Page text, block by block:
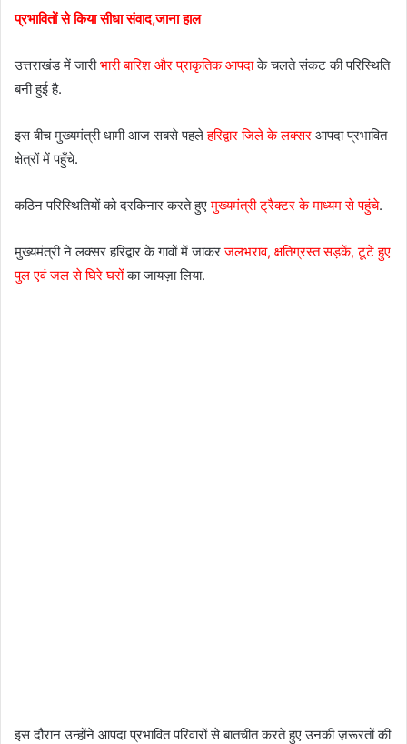
प्रभावितों से किया सीधा संवाद,जाना हाल
उत्तराखंड में जारीभारी बारिश और प्राकृतिक आपदाके चलते संकट की परिस्थिति
बनी हुई है.
इस बीच मुख्यमंत्री धामी आज सबसे पहलेहरिद्वार जिले के लक्सर आपदा प्रभावित
क्षेत्रों में पहुँचे.
कठिन परिस्थितियों को दरकिनार करते हुएमुख्यमंत्री ट्रैक्टर के माध्यम से पहुंचे.
मुख्यमंत्री ने लक्सर हरिद्वार के गावों में जाकरजलभराव, क्षतिग्रस्त सड़कें, टूटे हुए
पुल एवं जल से घिरे घरोंका जायज़ा लिया.
इस दौरान उन्होंने आपदा प्रभावित परिवारों से बातचीत करते हुए उनकी ज़रूरतों की